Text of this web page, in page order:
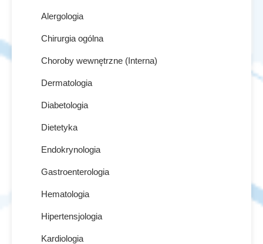
Alergologia
Chirurgia ogólna
Choroby wewnętrzne (Interna)
Dermatologia
Diabetologia
Dietetyka
Endokrynologia
Gastroenterologia
Hematologia
Hipertensjologia
Kardiologia